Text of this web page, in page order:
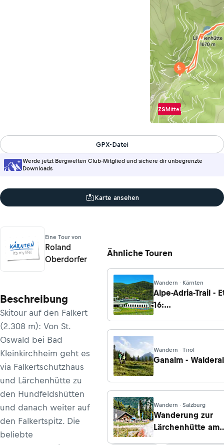
ZSMittel
Werde jetzt Bergwelten Club-Mitglied und sichere dir unbegrenzte
Downloads
GPX-Datei
Karte ansehen
Eine Tour von
Roland
Oberdorfer
Beschreibung
Skitour auf den Falkert
(2.308 m): Von St.
Oswald bei Bad
Kleinkirchheim geht es
via Falkertschutzhaus
und Lärchenhütte zu
den Hundfeldshütten
und danach weiter auf
den Falkertspitz. Die
beliebte
Ähnliche Touren
Wandern · Kärnten
Alpe-Adria-Trail -
16:
- Bad
Wandern · Tirol
Ganalm -
Wandern · Salzburg
Wanderung zur
Lärchenhütte am